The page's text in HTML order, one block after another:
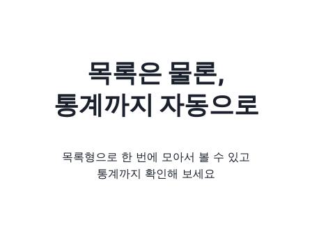
목록은 물론,
통계까지 자동으로
목록형으로 한 번에 모아서 볼 수 있고
통계까지 확인해 보세요